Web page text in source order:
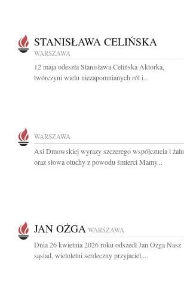
STANISŁAWA CELIŃSKA
WARSZAWA
12 maja odeszła Stanisława Celińska Aktorka,
twórczyni wielu niezapomnianych ról i...
WARSZAWA
Asi Dmowskiej wyrazy szczerego współczucia i żalu
oraz słowa otuchy z powodu śmierci Mamy...
JAN OŻGA WARSZAWA
Dnia 26 kwietnia 2026 roku odszedł Jan Ożga Nasz
sąsiad, wieloletni serdeczny przyjaciel,...